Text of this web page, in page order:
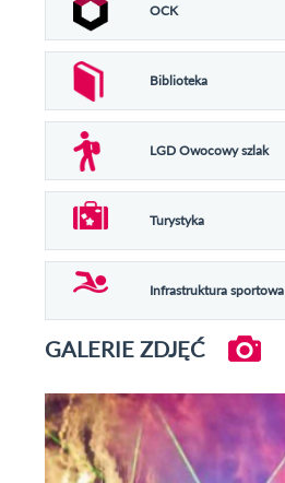
OCK
Biblioteka
LGD Owocowy szlak
Turystyka
Infrastruktura sportowa
GALERIE ZDJĘĆ